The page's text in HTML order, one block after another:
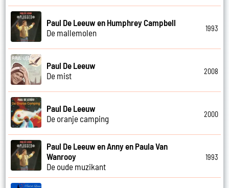
Paul De Leeuw en Humphrey Campbell
De mallemolen
1993
Paul De Leeuw
De mist
2008
Paul De Leeuw
De oranje camping
2000
Paul De Leeuw en Anny en Paula Van
Wanrooy
De oude muzikant
1993